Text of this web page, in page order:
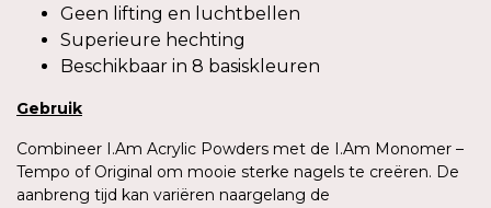
Geen lifting en luchtbellen
Superieure hechting
Beschikbaar in 8 basiskleuren
Gebruik
Combineer I.Am Acrylic Powders met de I.Am Monomer –
Tempo of Original om mooie sterke nagels te creëren. De
aanbreng tijd kan variëren naargelang de